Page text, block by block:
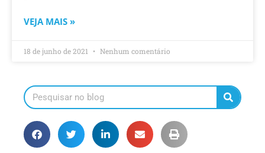
VEJA MAIS »
18 de junho de 2021 Nenhum comentário